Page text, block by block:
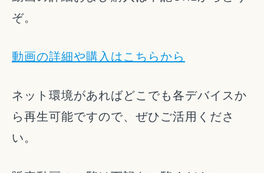
ぞ。
動画の詳細や購入はこちらから
ネット環境があればどこでも各デバイスか
ら再生可能ですので、ぜひご活用くださ
い。